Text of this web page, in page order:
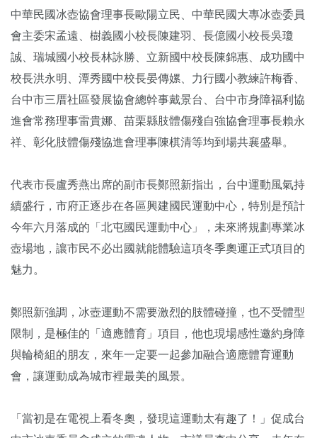
中華民國冰壺協會理事長歐陽立民、中華民國大專冰壺委員
會主委宋孟遠、樹義國小校長陳建羽、長億國小校長吳瓊
誠、瑞城國小校長林詠勝、立新國中校長陳錦惠、成功國中
校長洪永明、潭秀國中校長晏傳嫘、力行國小教練許梅香、
台中市三厝社區發展協會總幹事戴景台、台中市身障福利協
進會常務理事雷貴娜、苗栗縣肢體傷殘自強協會理事長賴永
祥、彰化肢體傷殘協進會理事陳棋清等均到場共襄盛舉。
代表市長盧秀燕出席的副市長鄭照新指出，台中運動風氣持
續盛行，市府正逐步在各區興建國民運動中心，特別是預計
今年六月落成的「北屯國民運動中心」，未來將規劃專業冰
壺場地，讓市民不必出國就能體驗這項冬季奧運正式項目的
魅力。
鄭照新強調，冰壺運動不需要激烈的肢體碰撞，也不受體型
限制，是極佳的「適應體育」項目，他也現場感性邀約身障
與輪椅組的朋友，來年一定要一起參加融合適應體育運動
會，讓運動成為城市裡最美的風景。
「當初是在電視上看冬奧，發現這運動太有趣了！」促成台